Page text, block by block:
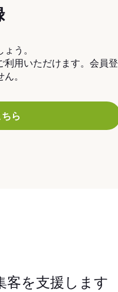
う。
用いただけます。会員登
。
ら
客を支援します